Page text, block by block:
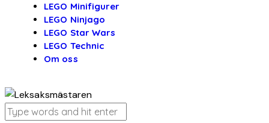
LEGO Minifigurer
LEGO Ninjago
LEGO Star Wars
LEGO Technic
Om oss